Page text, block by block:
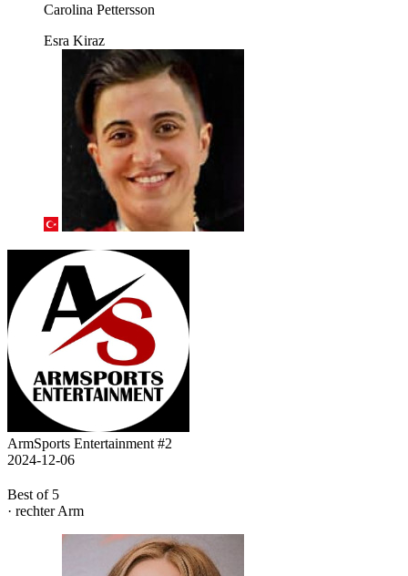
Carolina Pettersson
Esra Kiraz
ArmSports Entertainment #2
2024-12-06
Best of 5
· rechter Arm